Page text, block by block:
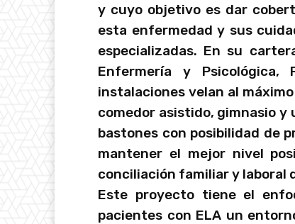
y cuyo objetivo es dar
esta enfermedad y sus
especializadas. En su
Enfermería y Psicológica,
instalaciones velan al
comedor asistido, gimnasio y
bastones con posibilidad de
mantener el mejor nivel
conciliación familiar y laboral
Este proyecto tiene el
pacientes con ELA un